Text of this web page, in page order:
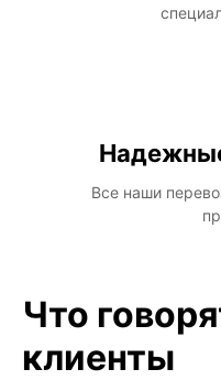
Все наши
Что
клиенты